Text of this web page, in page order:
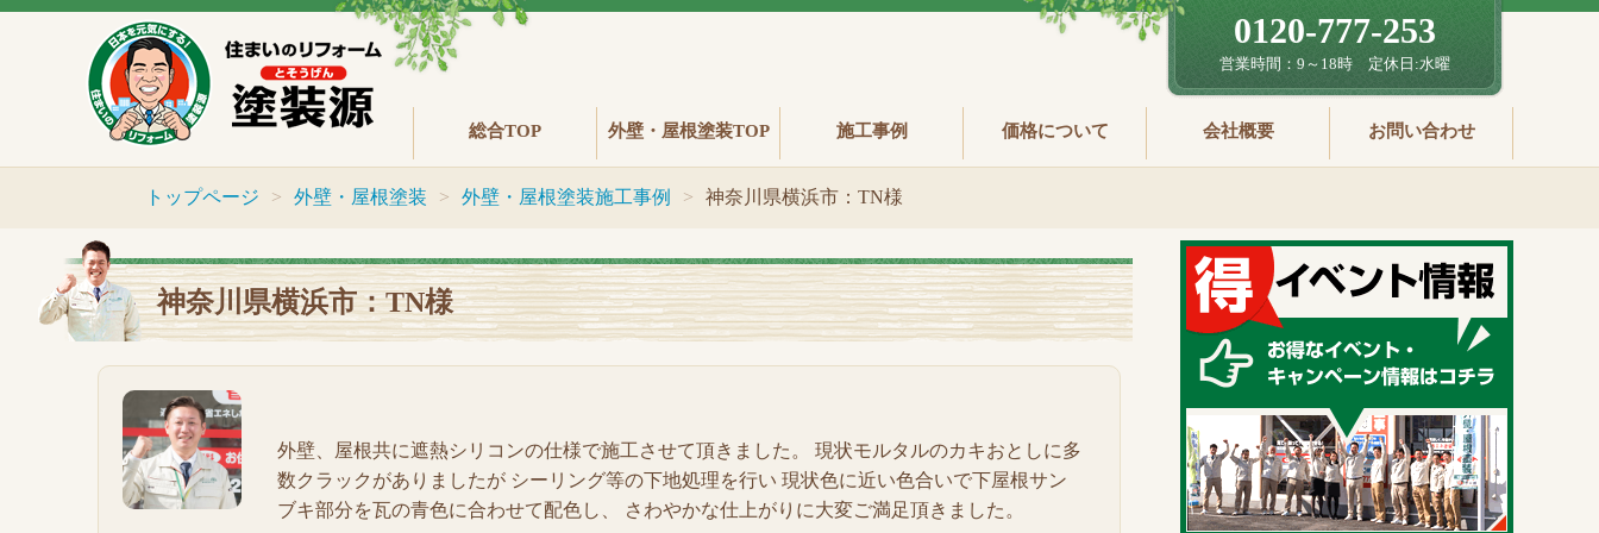
0120-777-253
営業時間：9～18時 定休日:水曜
総合TOP 外壁・屋根塗装TOP 施工事例 価格について 会社概要 お問い合わせ
トップページ 外壁・屋根塗装 外壁・屋根塗装施工事例 神奈川県横浜市：TN様
神奈川県横浜市：TN様
外壁、屋根共に遮熱シリコンの仕様で施工させて頂きました。 現状モルタルのカキおとしに多
数クラックがありましたが シーリング等の下地処理を行い 現状色に近い色合いで下屋根サン
ブキ部分を瓦の青色に合わせて配色し、 さわやかな仕上がりに大変ご満足頂きました。